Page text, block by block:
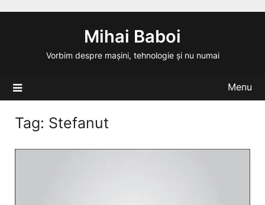
Mihai Baboi
Vorbim despre mașini, tehnologie și nu numai
Menu
Tag: Stefanut